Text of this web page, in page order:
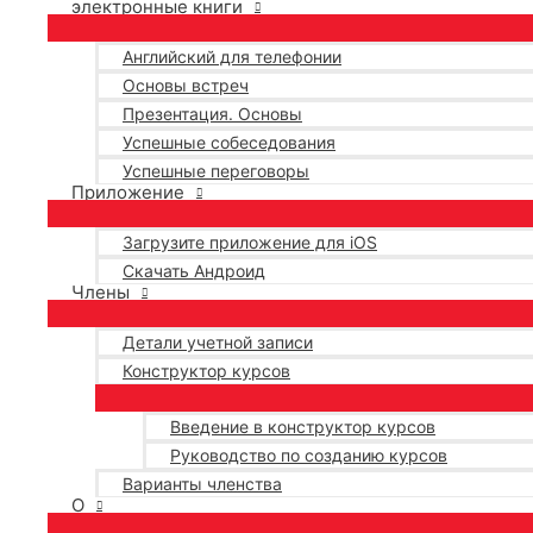
электронные книги
Английский для телефонии
Основы встреч
Презентация. Основы
Успешные собеседования
Успешные переговоры
Приложение
Загрузите приложение для iOS
Скачать Андроид
Члены
Детали учетной записи
Конструктор курсов
Введение в конструктор курсов
Руководство по созданию курсов
Варианты членства
О